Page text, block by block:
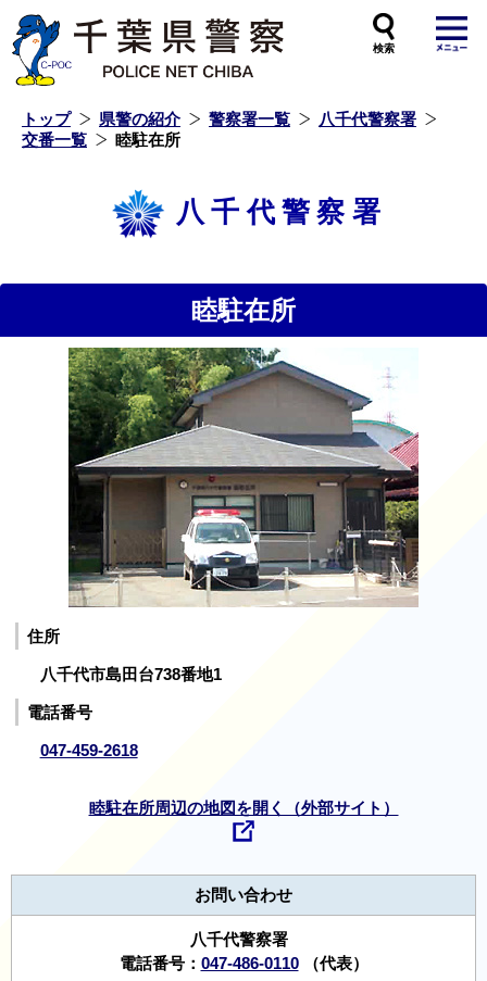
トップ 県警の紹介 警察署一覧
八千代警察署
交番一覧
睦駐在所
八千代警察署
睦駐在所
住所
八千代市島田台738番地1
電話番号
047-459-2618
睦駐在所周辺の地図を開く（外部サイト）
お問い合わせ
八千代警察署
電話番号： 047-486-0110（代表）